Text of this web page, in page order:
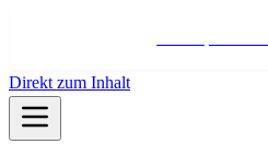
Direkt zum Inhalt